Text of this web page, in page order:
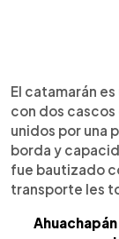
El catamarán
con dos
unidos por una
borda y
fue bautizado
transporte les